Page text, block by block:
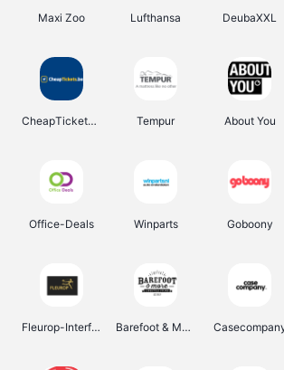
Maxi Zoo Lufthansa DeubaXXL
CheapTickets.be Tempur About You
Office-Deals Winparts Goboony
Fleurop-Interflora Barefoot & More